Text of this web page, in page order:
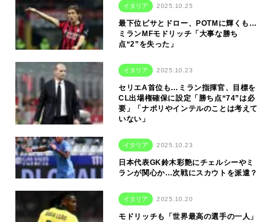
イタリア 2025.10.25
最下位ピサとドロー、POTMに輝くも…
ミランMFモドリッチ「大事な勝ち
点“2”を失った」
イタリア 2025.10.23
セリエA首位も…ミラン指揮官、目標を
CL出場権確保に設定「勝ち点“74”は必
要」「ナポリやインテルのことは考えて
いない」
イタリア 2025.10.23
日本代表GK鈴木彩艶にチェルシーやミ
ランが関心か…次戦にスカウトを派遣？
イタリア 2025.10.20
モドリッチも「世界最高の選手の一人」